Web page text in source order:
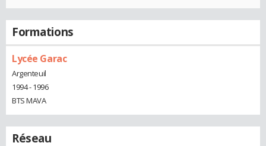
Formations
Lycée Garac
Argenteuil
1994 - 1996
BTS MAVA
Réseau